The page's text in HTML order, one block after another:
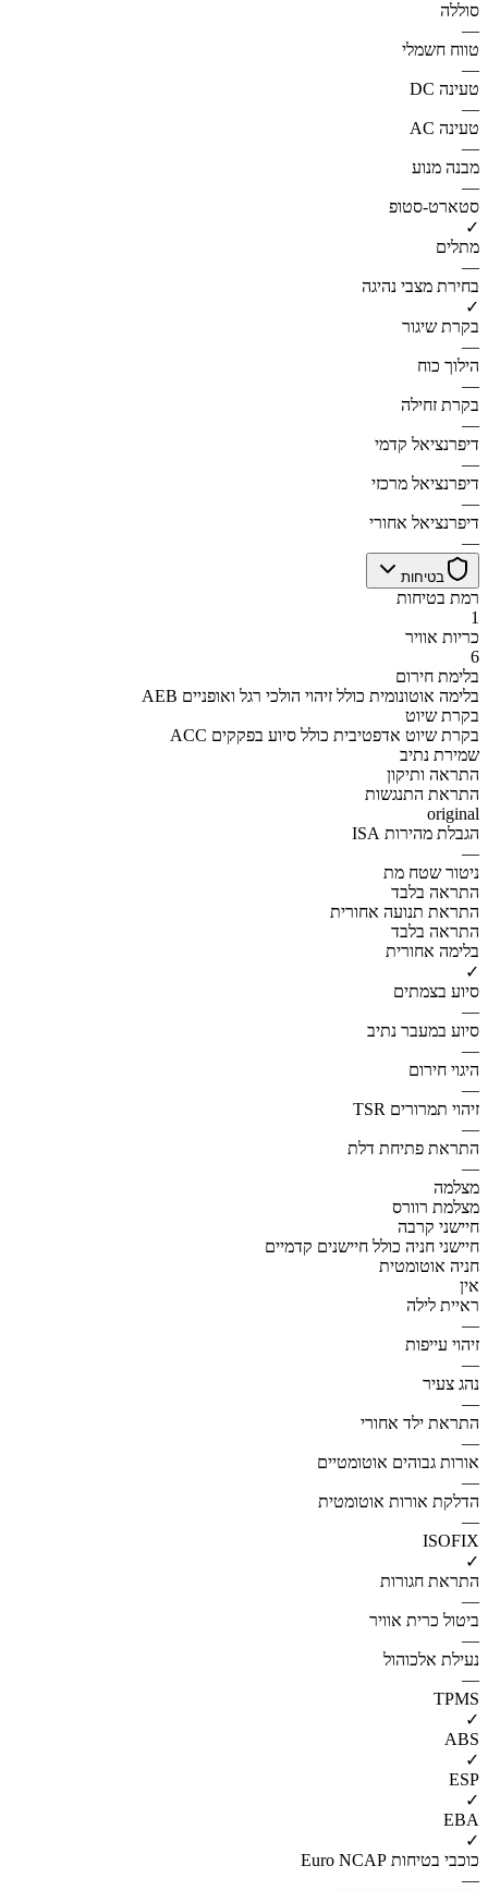
סוללה
—
טווח חשמלי
—
טעינה DC
—
טעינה AC
—
מבנה מנוע
—
סטארט-סטופ
✓
מתלים
—
בחירת מצבי נהיגה
✓
בקרת שיגור
—
הילוך כוח
—
בקרת זחילה
—
דיפרנציאל קדמי
—
דיפרנציאל מרכזי
—
דיפרנציאל אחורי
—
בטיחות
רמת בטיחות
1
כריות אוויר
6
בלימת חירום
AEB בלימה אוטונומית כולל זיהוי הולכי רגל ואופניים
בקרת שיוט
ACC בקרת שיוט אדפטיבית כולל סיוע בפקקים
שמירת נתיב
התראה ותיקון
התראת התנגשות
original
הגבלת מהירות ISA
—
ניטור שטח מת
התראה בלבד
התראת תנועה אחורית
התראה בלבד
בלימה אחורית
✓
סיוע בצמתים
—
סיוע במעבר נתיב
—
היגוי חירום
—
זיהוי תמרורים TSR
—
התראת פתיחת דלת
—
מצלמה
מצלמת רוורס
חיישני קרבה
חיישני חניה כולל חיישנים קדמיים
חניה אוטומטית
אין
ראיית לילה
—
זיהוי עייפות
—
נהג צעיר
—
התראת ילד אחורי
—
אורות גבוהים אוטומטיים
—
הדלקת אורות אוטומטית
—
ISOFIX
✓
התראת חגורות
—
ביטול כרית אוויר
—
נעילת אלכוהול
—
TPMS
✓
ABS
✓
ESP
✓
EBA
✓
כוכבי בטיחות Euro NCAP
—